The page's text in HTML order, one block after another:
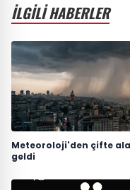
İLGİLİ HABERLER
Meteoroloji'den çifte
geldi